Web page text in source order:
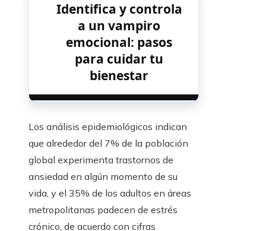
Identifica y controla
a un vampiro
emocional: pasos
para cuidar tu
bienestar
Los análisis epidemiológicos indican
que alrededor del 7% de la población
global experimenta trastornos de
ansiedad en algún momento de su
vida, y el 35% de los adultos en áreas
metropolitanas padecen de estrés
crónico, de acuerdo con cifras